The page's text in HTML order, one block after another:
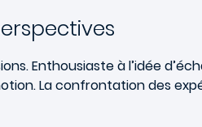
Enthousiaste à l’idée
La confrontation des